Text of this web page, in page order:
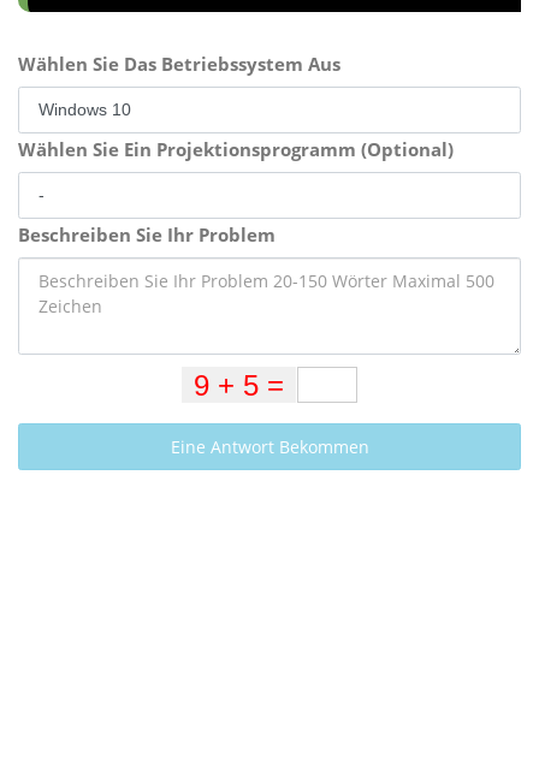
Wählen Sie Das Betriebssystem Aus
Wählen Sie Ein Projektionsprogramm (Optional)
Beschreiben Sie Ihr Problem
Eine Antwort Bekommen